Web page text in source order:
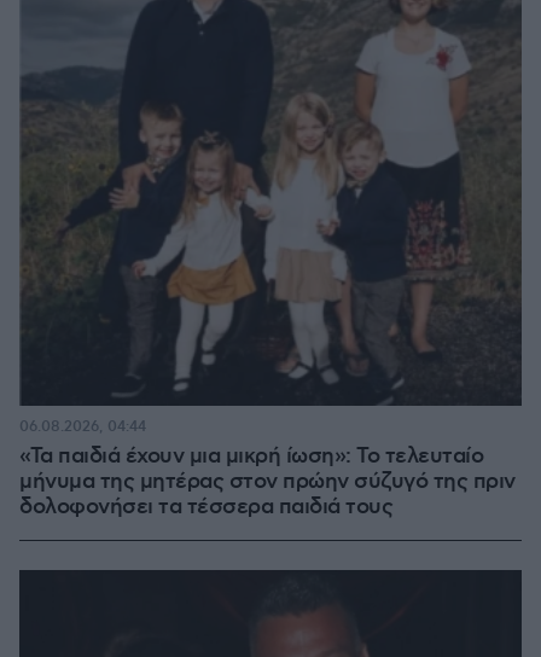
«Τα παιδιά έχουν μια μικρή ίωση»: Το τελευταίο
μήνυμα της μητέρας στον πρώην σύζυγό της πριν
δολοφονήσει τα τέσσερα παιδιά τους
06.08.2026, 04:44